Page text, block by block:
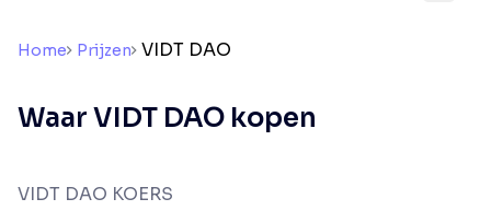
Home Prijzen VIDT DAO
Waar VIDT DAO kopen
VIDT DAO KOERS